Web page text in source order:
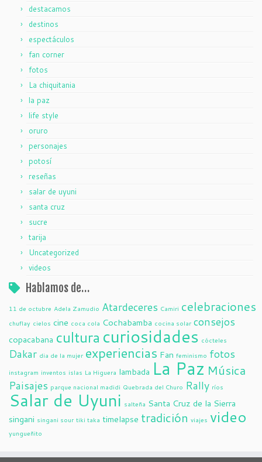
destacamos
destinos
espectáculos
fan corner
fotos
La chiquitania
la paz
life style
oruro
personajes
potosí
reseñas
salar de uyuni
santa cruz
sucre
tarija
Uncategorized
videos
Hablamos de…
11 de octubre Adela Zamudio Atardeceres Camiri celebraciones
chuflay cielos cine coca cola Cochabamba cocina solar consejos
copacabana cultura curiosidades cócteles
Dakar dia de la mujer experiencias Fan feminismo fotos
instagram inventos islas La Higuera lambada La Paz Música
Paisajes parque nacional madidi Quebrada del Churo Rally ríos
Salar de Uyuni salteña Santa Cruz de la Sierra
singani singani sour tiki taka timelapse tradición viajes video
yungueñito